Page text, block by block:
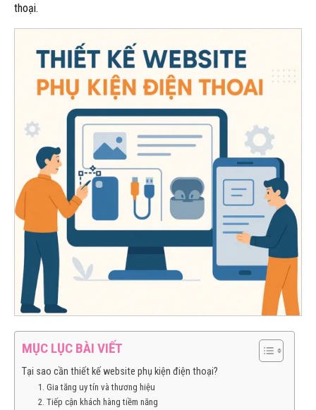
thoại.
MỤC LỤC BÀI VIẾT
Tại sao cần thiết kế website phụ kiện điện thoại?
1. Gia tăng uy tín và thương hiệu
2. Tiếp cận khách hàng tiềm năng